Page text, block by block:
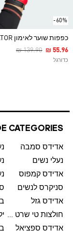
-60%
כפפות שוער לאימון PREDATOR
Price Reduced
₪ 139.90To₪ 55.96
כדורגל
CATEGORIES
אדידס סמבה
נעלי נשים
אדידס קמפוס
סניקרס לנשים
אדידס גזל
חולצות טי שרט לנשים
אדידס ספציאל